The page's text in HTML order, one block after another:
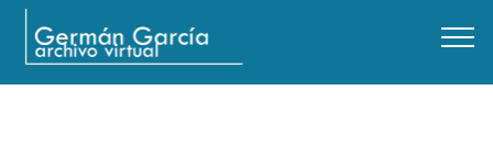
Germán García - Archivo Virtual / Centro Descartes, Buenos Aires